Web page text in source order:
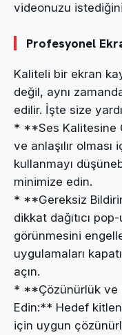
videonuzu
Profesyonel
Kaliteli bir ekran
değil, aynı
edilir. İşte size
* **Ses Kalitesine
ve anlaşılır
kullanmayı
minimize edin.
* **Gereksiz
dikkat dağıtıcı
görünmesini
uygulamaları
açın.
* **Çözünürlük ve
Edin:** Hedef
için uygun